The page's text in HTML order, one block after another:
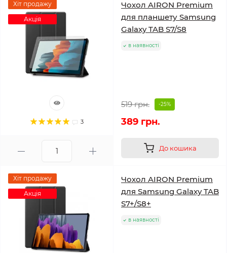
Хіт продажу
Акція
3
Чохол AIRON Premium
для планшету Samsung
Galaxy TAB S7/S8
в наявності
519 грн. -25%
389 грн.
До кошика
Хіт продажу
Акція
Чохол AIRON Premium
для Samsung Galaxy TAB
S7+/S8+
в наявності